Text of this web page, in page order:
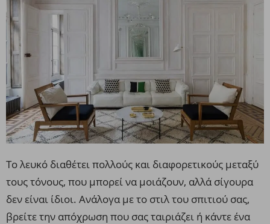
Το λευκό διαθέτει πολλούς και διαφορετικούς μεταξύ
τους τόνους, που μπορεί να μοιάζουν, αλλά σίγουρα
δεν είναι ίδιοι. Ανάλογα με το στιλ του σπιτιού σας,
βρείτε την απόχρωση που σας ταιριάζει ή κάντε ένα